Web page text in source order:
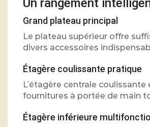
Un rangement
Grand plateau principal
Le plateau supérieur offre
divers accessoires
Étagère coulissante pratique
L’étagère centrale
fournitures à portée de main
Étagère inférieure